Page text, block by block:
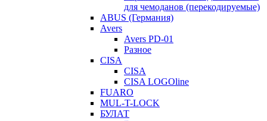
для чемоданов (перекодируемые)
ABUS (Германия)
Avers
Avers PD-01
Разное
CISA
CISA
CISA LOGOline
FUARO
MUL-T-LOCK
БУЛАТ